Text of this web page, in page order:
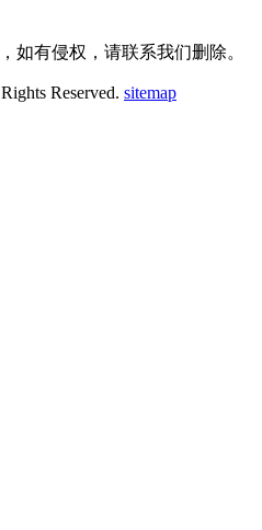
如有侵权，请联系我们删除。
Reserved. sitemap